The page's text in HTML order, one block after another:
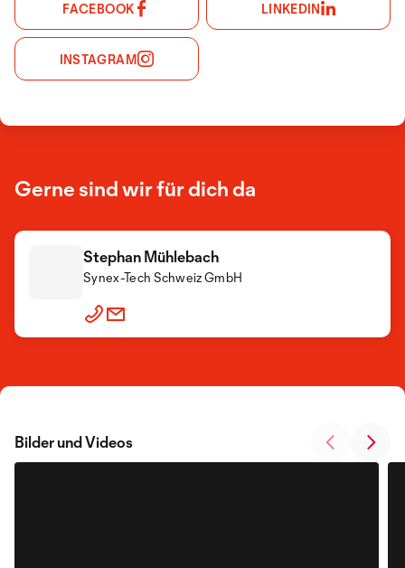
FACEBOOK LINKEDIN
INSTAGRAM
Gerne sind wir für dich da
Stephan Mühlebach
Synex-Tech Schweiz GmbH
Bilder und Videos